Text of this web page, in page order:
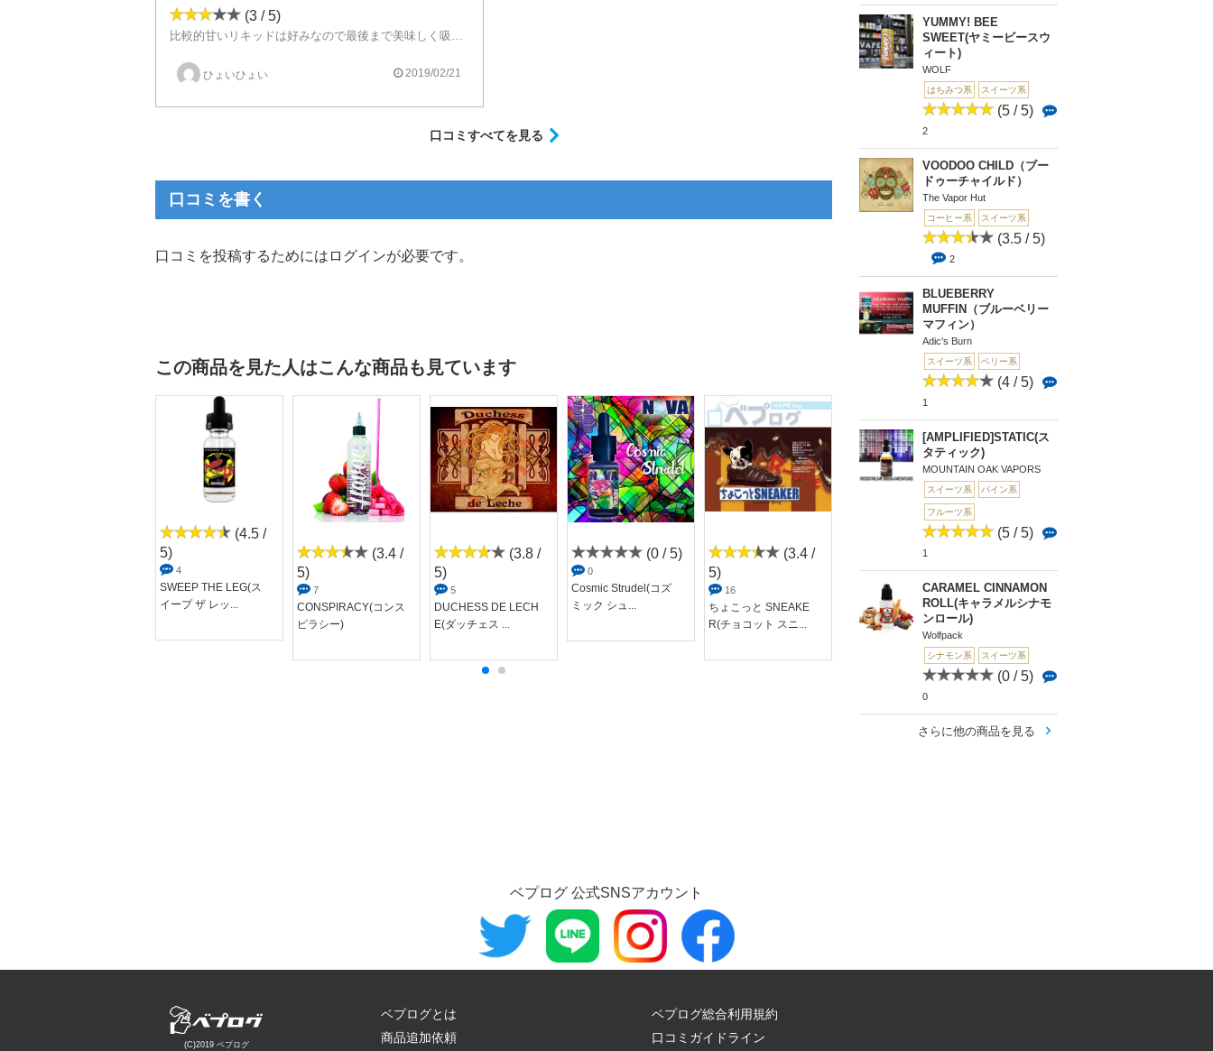
YUMMY! BEE
SWEET(ヤミービースウ
ィート)
WOLF
はちみつ系 スイーツ系
(5 / 5)
2
VOODOO CHILD（ブー
ドゥーチャイルド）
The Vapor Hut
コーヒー系 スイーツ系
(3.5 / 5)
2
BLUEBERRY
MUFFIN（ブルーベリー
マフィン）
Adic's Burn
スイーツ系 ベリー系
(4 / 5)
1
[AMPLIFIED]STATIC(ス
タティック)
MOUNTAIN OAK VAPORS
スイーツ系 パイン系
フルーツ系
(5 / 5)
1
CARAMEL CINNAMON
ROLL(キャラメルシナモ
ンロール)
Wolfpack
シナモン系 スイーツ系
(0 / 5)
0
さらに他の商品を見る
(3 / 5)
比較的甘いリキッドは好みなので最後まで美味しく吸えましたがスイーツ系ではないですね。どちらかといえばフルーツミックス系かな。味は形容し難いのですが想像以上に甘さ控えめでクセもなく吸いやすい。ですが、リピートはないですね。
ひょいひょい 2019/02/21
口コミすべてを見る
口コミを書く
口コミを投稿するためにはログインが必要です。
この商品を見た人はこんな商品も見ています
(4.5 /
5)
4
SWEEP THE LEG(ス
イープ ザ レッ...
(3.4 /
5)
7
CONSPIRACY(コンス
ピラシー)
(3.8 /
5)
5
DUCHESS DE LECH
E(ダッチェス ...
(0 / 5)
0
Cosmic Strudel(コズ
ミック シュ...
(3.4 /
5)
16
ちょこっと SNEAKE
R(チョコット スニ...
(0 / 5)
0
GOURMET PB CUP
（グルメ ピーナッ...
0
[超濃縮フレーバー]BR
ULEE(ブリュレ)香...
ベプログ 公式SNSアカウント
ベプログとは
商品追加依頼
ベプログ総合利用規約
口コミガイドライン
(C)2019 ベプログ